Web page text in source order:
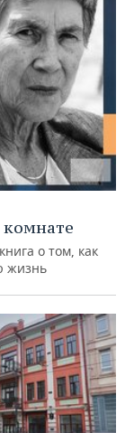
о том, как
жизнь